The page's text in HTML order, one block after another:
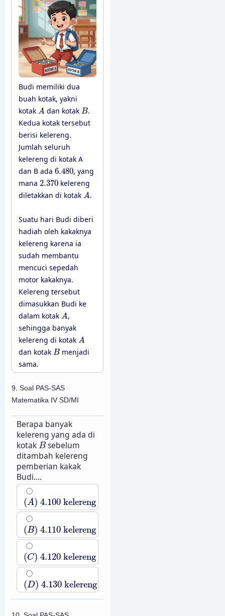
Budi memiliki dua
buah kotak, yakni
kotak A
A dan kotak B
B.
Kedua kotak tersebut
berisi kelereng.
Jumlah seluruh
kelereng di kotak A
dan B ada 6.480
6.480, yang
mana 2.370
2.370kelereng
diletakkan di kotak A
A.
Suatu hari Budi diberi
hadiah oleh kakaknya
kelereng karena ia
sudah membantu
mencuci sepedah
motor kakaknya.
Kelereng tersebut
dimasukkan Budi ke
dalam kotak A
A,
sehingga banyak
kelereng di kotak A
A
dan kotak B
B menjadi
sama.
9. Soal PAS-SAS
Matematika IV SD/MI
Berapa banyak
kelereng yang ada di
kotak B
Bsebelum
ditambah kelereng
pemberian kakak
Budi....
(A) 4.100 kelereng
(A) 4.100 kelereng
(B) 4.110 kelereng
(B) 4.110 kelereng
(C) 4.120 kelereng
(C) 4.120 kelereng
(D) 4.130 kelereng
(D) 4.130 kelereng